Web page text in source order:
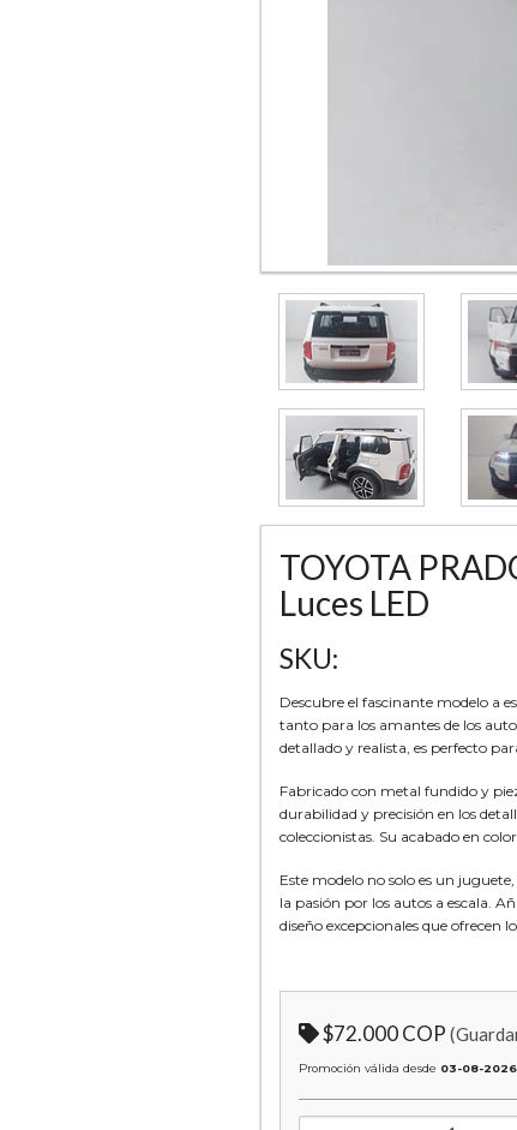
TOYOTA
Luces LED
SKU:
Descubre el fascinante modelo a
tanto para los amantes de los
detallado y realista, es perfecto
Fabricado con metal fundido y
durabilidad y precisión en los
coleccionistas. Su acabado en
Este modelo no solo es un
la pasión por los autos a escala.
diseño excepcionales que ofrecen
$72.000 COP
Promoción válida desde 03-08-2026